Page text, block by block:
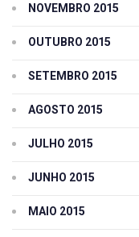
NOVEMBRO 2015
OUTUBRO 2015
SETEMBRO 2015
AGOSTO 2015
JULHO 2015
JUNHO 2015
MAIO 2015